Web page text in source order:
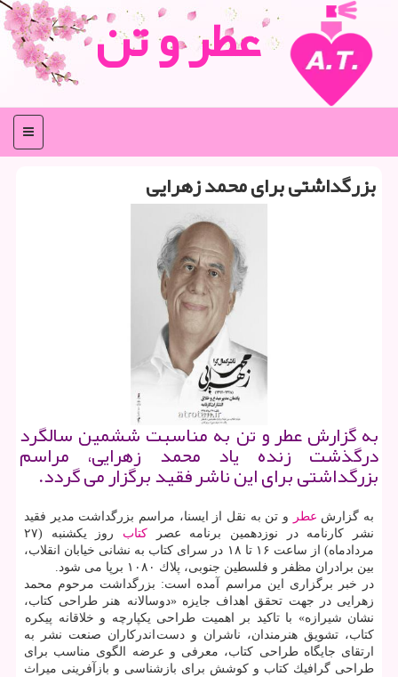
عطر و تن
منو
بزرگداشتی برای محمد زهرایی
به گزارش عطر و تن به مناسبت ششمین سالگرد
درگذشت زنده یاد محمد زهرایی، مراسم
بزرگداشتی برای این ناشر فقید برگزار می گردد.
به گزارش عطر
و تن به نقل از ایسنا، مراسم بزرگداشت مدیر فقید
نشر كارنامه در نوزدهمین برنامه عصر كتاب
روز یكشنبه (۲۷
مردادماه) از ساعت ۱۶ تا ۱۸ در سرای كتاب به نشانی خیابان انقلاب،
بین برادران مظفر و فلسطین جنوبی، پلاك ۱۰۸۰ برپا می شود.
در خبر برگزاری این مراسم آمده است: بزرگداشت مرحوم محمد
زهرایی در جهت تحقق اهداف جایزه «دوسالانه هنر طراحی كتاب،
نشان شیرازه» با تاكید بر اهمیت طراحی یكپارچه و خلاقانه پیكره
كتاب، تشویق هنرمندان، ناشران و دست اندركاران صنعت نشر به
ارتقای جایگاه طراحی كتاب، معرفی و عرضه الگوی مناسب برای
طراحی گرافیك كتاب و كوشش برای بازشناسی و بازآفرینی میراث